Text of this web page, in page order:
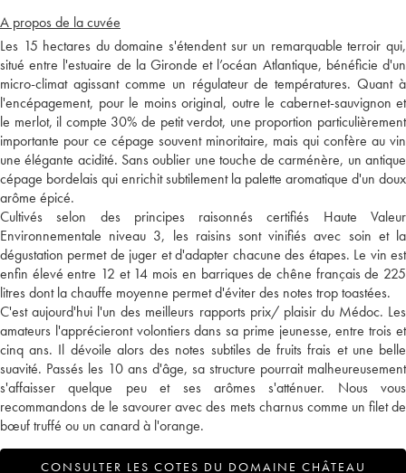
A propos de la cuvée
Les 15 hectares du domaine s'étendent sur un remarquable terroir qui,
situé entre l'estuaire de la Gironde et l’océan Atlantique, bénéficie d'un
micro-climat agissant comme un régulateur de températures. Quant à
l'encépagement, pour le moins original, outre le cabernet-sauvignon et
le merlot, il compte 30% de petit verdot, une proportion particulièrement
importante pour ce cépage souvent minoritaire, mais qui confère au vin
une élégante acidité. Sans oublier une touche de carménère, un antique
cépage bordelais qui enrichit subtilement la palette aromatique d'un doux
arôme épicé.
Cultivés selon des principes raisonnés certifiés Haute Valeur
Environnementale niveau 3, les raisins sont vinifiés avec soin et la
dégustation permet de juger et d'adapter chacune des étapes. Le vin est
enfin élevé entre 12 et 14 mois en barriques de chêne français de 225
litres dont la chauffe moyenne permet d'éviter des notes trop toastées.
C'est aujourd'hui l'un des meilleurs rapports prix/ plaisir du Médoc. Les
amateurs l'apprécieront volontiers dans sa prime jeunesse, entre trois et
cinq ans. Il dévoile alors des notes subtiles de fruits frais et une belle
suavité. Passés les 10 ans d'âge, sa structure pourrait malheureusement
s'affaisser quelque peu et ses arômes s'atténuer. Nous vous
recommandons de le savourer avec des mets charnus comme un filet de
bœuf truffé ou un canard à l'orange.
CONSULTER LES COTES DU DOMAINE CHÂTEAU